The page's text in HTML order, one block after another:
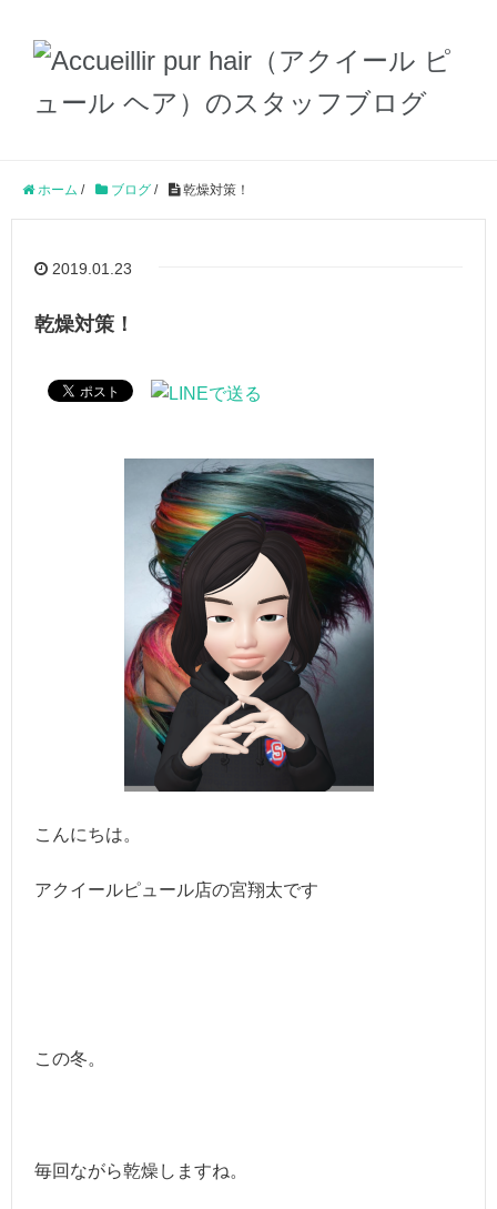
ホーム / ブログ / 乾燥対策！
2019.01.23
乾燥対策！
こんにちは。
アクイールピュール店の宮翔太です
この冬。
毎回ながら乾燥しますね。